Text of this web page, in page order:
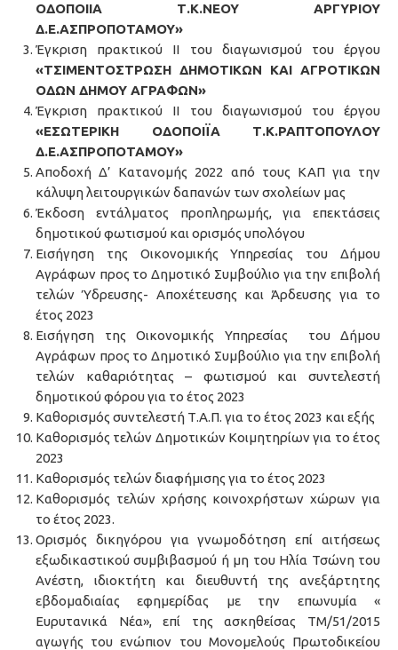
ΟΔΟΠΟΙΙΑ Τ.Κ.ΝΕΟΥ ΑΡΓΥΡΙΟΥ
Δ.Ε.ΑΣΠΡΟΠΟΤΑΜΟΥ»
Έγκριση πρακτικού ΙΙ του διαγωνισμού του έργου
«ΤΣΙΜΕΝΤΟΣΤΡΩΣΗ ΔΗΜΟΤΙΚΩΝ ΚΑΙ ΑΓΡΟΤΙΚΩΝ
ΟΔΩΝ ΔΗΜΟΥ ΑΓΡΑΦΩΝ»
Έγκριση πρακτικού ΙΙ του διαγωνισμού του έργου
«ΕΣΩΤΕΡΙΚΗ ΟΔΟΠΟΙΪΑ Τ.Κ.ΡΑΠΤΟΠΟΥΛΟΥ
Δ.Ε.ΑΣΠΡΟΠΟΤΑΜΟΥ»
Αποδοχή Δ’ Κατανομής 2022 από τους ΚΑΠ για την
κάλυψη λειτουργικών δαπανών των σχολείων μας
Έκδοση εντάλματος προπληρωμής, για επεκτάσεις
δημοτικού φωτισμού και ορισμός υπολόγου
Εισήγηση της Οικονομικής Υπηρεσίας του Δήμου
Αγράφων προς το Δημοτικό Συμβούλιο για την επιβολή
τελών Ύδρευσης- Αποχέτευσης και Άρδευσης για το
έτος 2023
Εισήγηση της Οικονομικής Υπηρεσίας του Δήμου
Αγράφων προς το Δημοτικό Συμβούλιο για την επιβολή
τελών καθαριότητας – φωτισμού και συντελεστή
δημοτικού φόρου για το έτος 2023
Καθορισμός συντελεστή Τ.Α.Π. για το έτος 2023 και εξής
Καθορισμός τελών Δημοτικών Κοιμητηρίων για το έτος
2023
Καθορισμός τελών διαφήμισης για το έτος 2023
Καθορισμός τελών χρήσης κοινοχρήστων χώρων για
το έτος 2023.
Ορισμός δικηγόρου για γνωμοδότηση επί αιτήσεως
εξωδικαστικού συμβιβασμού ή μη του Ηλία Τσώνη του
Ανέστη, ιδιοκτήτη και διευθυντή της ανεξάρτητης
εβδομαδιαίας εφημερίδας με την επωνυμία «
Ευρυτανικά Νέα», επί της ασκηθείσας ΤΜ/51/2015
αγωγής του ενώπιον του Μονομελούς Πρωτοδικείου